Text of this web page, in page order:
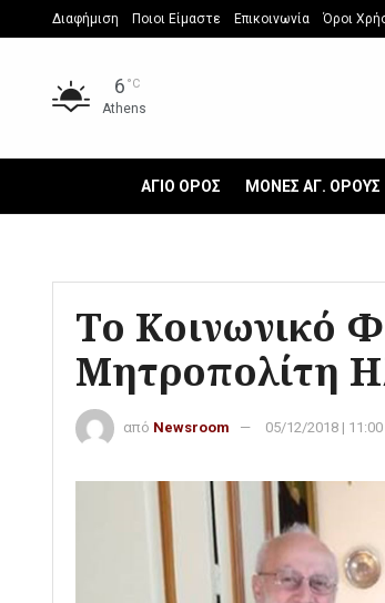
Διαφήμιση Ποιοι Είμαστε Επικοινωνία Όροι
6 °C
Athens
ΑΓΙΟ ΟΡΟΣ ΜΟΝΕΣ ΑΓ. ΟΡΟΥΣ
Το Κοινωνικό
Μητροπολίτη
από Newsroom 05/12/2018 | 11:00